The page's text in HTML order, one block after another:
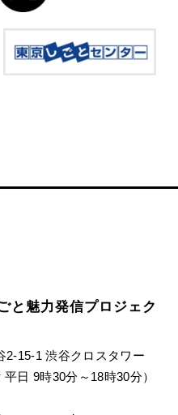
と魅力発信プロジェク
2-15-1 渋谷クロスタワー
日 9時30分～18時30分）